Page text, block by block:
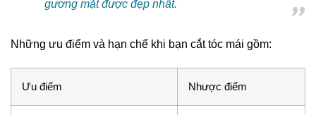
gương mặt được đẹp nhất.
Những ưu điểm và hạn chế khi bạn cắt tóc mái gồm:
Ưu điểm Nhược điểm